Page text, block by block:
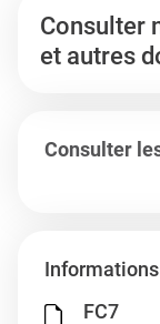
Consulter
et autres
Consulter
FC7